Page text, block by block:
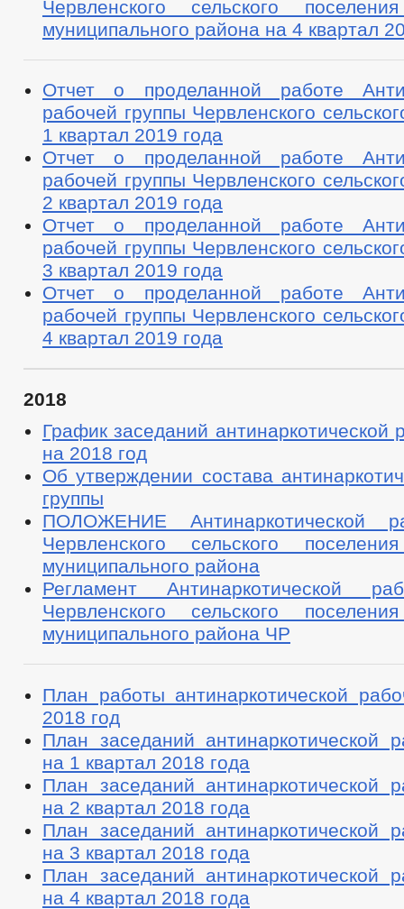
Червленского сельского
муниципального района на 4 квартал
Отчет о проделанной работе
рабочей группы Червленского
1 квартал 2019 года
Отчет о проделанной работе
рабочей группы Червленского
2 квартал 2019 года
Отчет о проделанной работе
рабочей группы Червленского
3 квартал 2019 года
Отчет о проделанной работе
рабочей группы Червленского
4 квартал 2019 года
2018
График заседаний антинаркотической
на 2018 год
Об утверждении состава
группы
ПОЛОЖЕНИЕ Антинаркотической
Червленского сельского
муниципального района
Регламент Антинаркотической
Червленского сельского
муниципального района ЧР
План работы антинаркотической
2018 год
План заседаний антинаркотической
на 1 квартал 2018 года
План заседаний антинаркотической
на 2 квартал 2018 года
План заседаний антинаркотической
на 3 квартал 2018 года
План заседаний антинаркотической
на 4 квартал 2018 года